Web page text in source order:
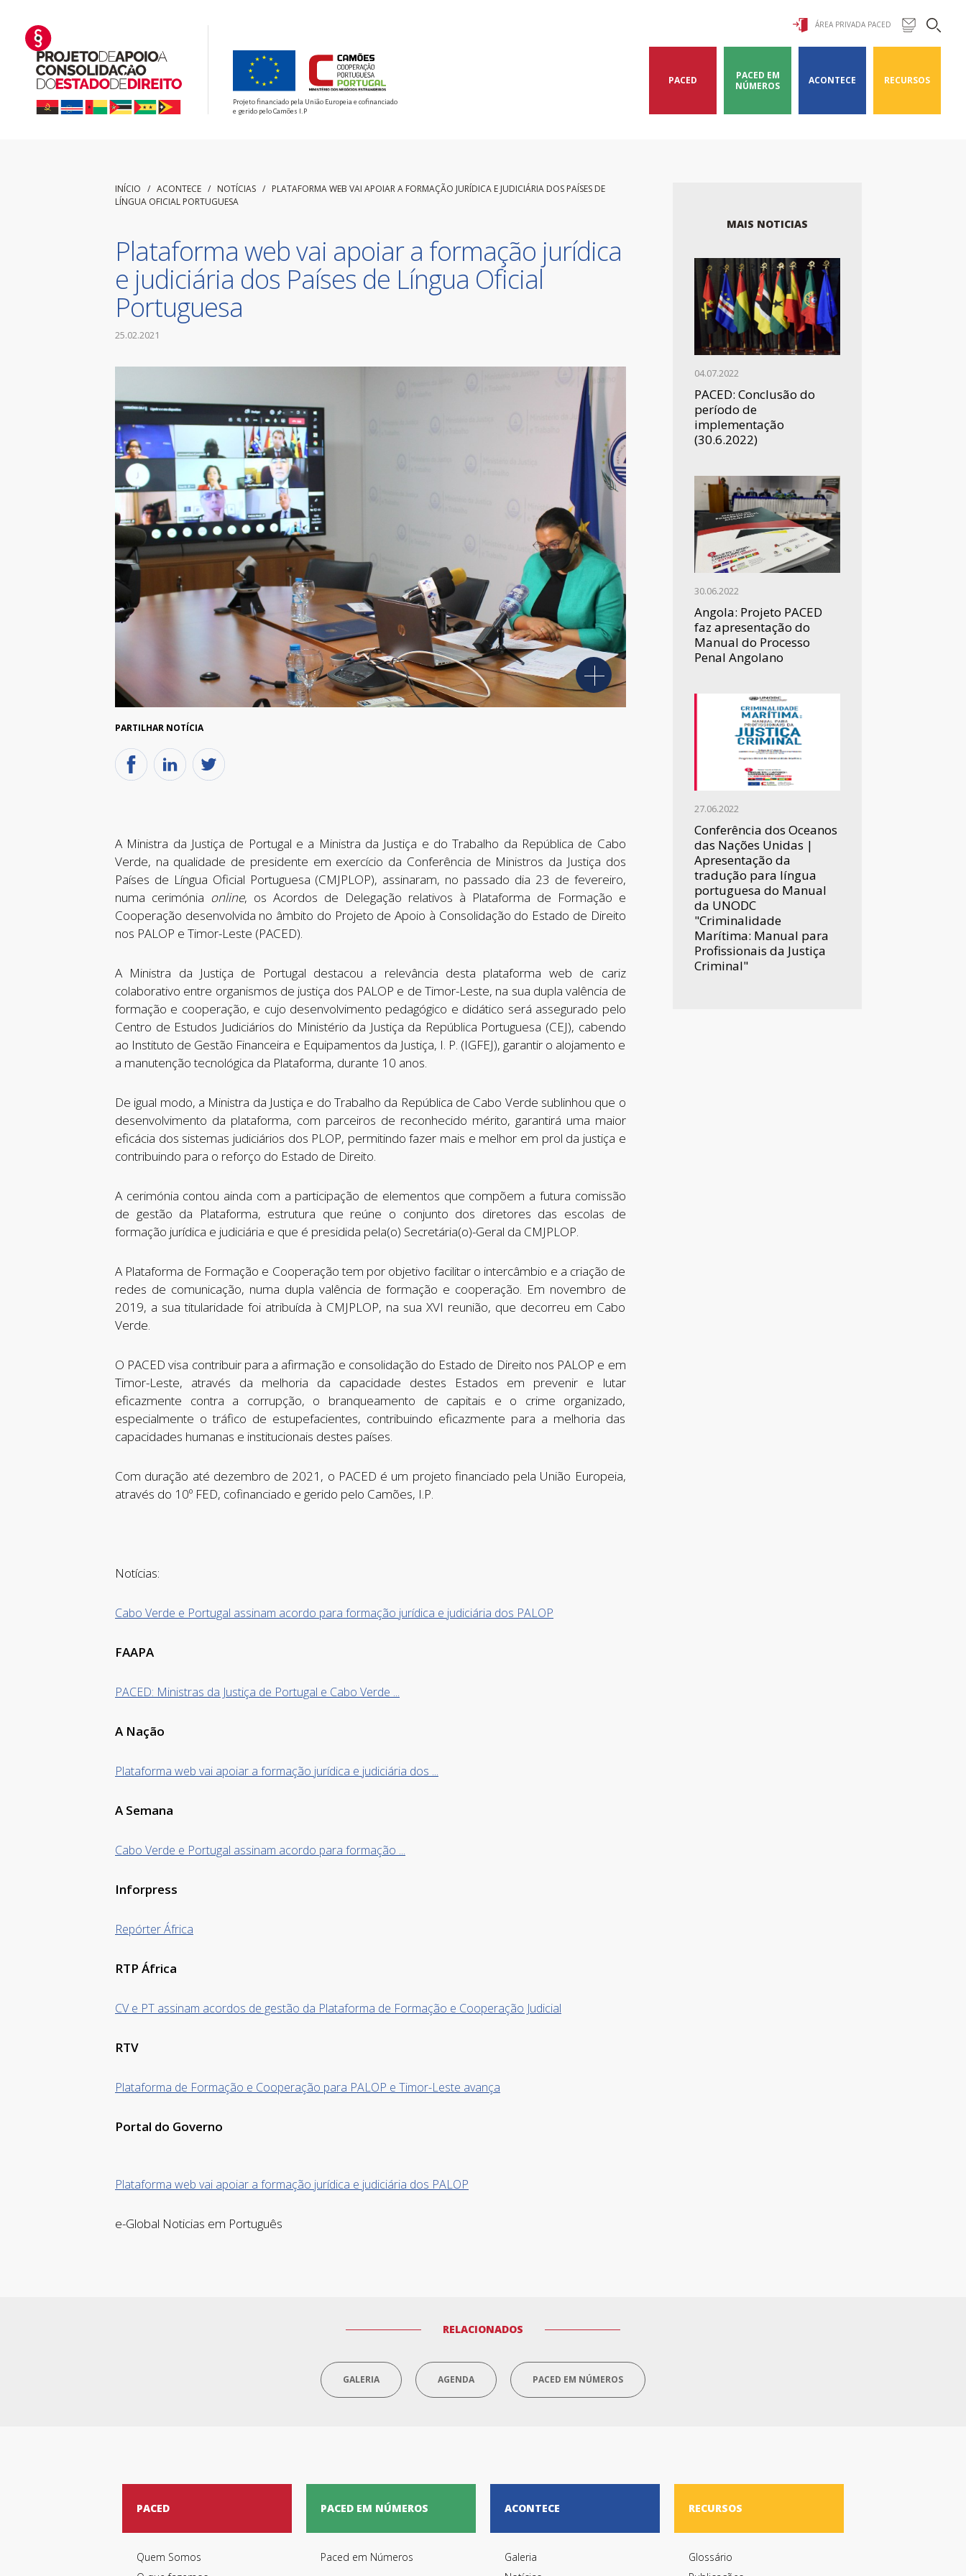
Projeto financiado pela União Europeia e cofinanciado
e gerido pelo Camões I.P
ÁREA PRIVADA PACED
PACED
PACED EM
NÚMEROS
ACONTECE RECURSOS
INÍCIO / ACONTECE / NOTÍCIAS / PLATAFORMA WEB VAI APOIAR A FORMAÇÃO JURÍDICA E JUDICIÁRIA DOS PAÍSES DE
LÍNGUA OFICIAL PORTUGUESA
Plataforma web vai apoiar a formação jurídica
e judiciária dos Países de Língua Oficial
Portuguesa
25.02.2021
PARTILHAR NOTÍCIA
A Ministra da Justiça de Portugal e a Ministra da Justiça e do Trabalho da República de Cabo
Verde, na qualidade de presidente em exercício da Conferência de Ministros da Justiça dos
Países de Língua Oficial Portuguesa (CMJPLOP), assinaram, no passado dia 23 de fevereiro,
numa cerimónia online, os Acordos de Delegação relativos à Plataforma de Formação e
Cooperação desenvolvida no âmbito do Projeto de Apoio à Consolidação do Estado de Direito
nos PALOP e Timor-Leste (PACED).
A Ministra da Justiça de Portugal destacou a relevância desta plataforma web de cariz
colaborativo entre organismos de justiça dos PALOP e de Timor-Leste, na sua dupla valência de
formação e cooperação, e cujo desenvolvimento pedagógico e didático será assegurado pelo
Centro de Estudos Judiciários do Ministério da Justiça da República Portuguesa (CEJ), cabendo
ao Instituto de Gestão Financeira e Equipamentos da Justiça, I. P. (IGFEJ), garantir o alojamento e
a manutenção tecnológica da Plataforma, durante 10 anos.
De igual modo, a Ministra da Justiça e do Trabalho da República de Cabo Verde sublinhou que o
desenvolvimento da plataforma, com parceiros de reconhecido mérito, garantirá uma maior
eficácia dos sistemas judiciários dos PLOP, permitindo fazer mais e melhor em prol da justiça e
contribuindo para o reforço do Estado de Direito.
A cerimónia contou ainda com a participação de elementos que compõem a futura comissão
de gestão da Plataforma, estrutura que reúne o conjunto dos diretores das escolas de
formação jurídica e judiciária e que é presidida pela(o) Secretária(o)-Geral da CMJPLOP.
A Plataforma de Formação e Cooperação tem por objetivo facilitar o intercâmbio e a criação de
redes de comunicação, numa dupla valência de formação e cooperação. Em novembro de
2019, a sua titularidade foi atribuída à CMJPLOP, na sua XVI reunião, que decorreu em Cabo
Verde.
O PACED visa contribuir para a afirmação e consolidação do Estado de Direito nos PALOP e em
Timor-Leste, através da melhoria da capacidade destes Estados em prevenir e lutar
eficazmente contra a corrupção, o branqueamento de capitais e o crime organizado,
especialmente o tráfico de estupefacientes, contribuindo eficazmente para a melhoria das
capacidades humanas e institucionais destes países.
Com duração até dezembro de 2021, o PACED é um projeto financiado pela União Europeia,
através do 10º FED, cofinanciado e gerido pelo Camões, I.P.
Notícias:
Cabo Verde e Portugal assinam acordo para formação jurídica e judiciária dos PALOP
FAAPA
PACED: Ministras da Justiça de Portugal e Cabo Verde ...
A Nação
Plataforma web vai apoiar a formação jurídica e judiciária dos ...
A Semana
Cabo Verde e Portugal assinam acordo para formação ...
Inforpress
Repórter África
RTP África
CV e PT assinam acordos de gestão da Plataforma de Formação e Cooperação Judicial
RTV
Plataforma de Formação e Cooperação para PALOP e Timor-Leste avança
Portal do Governo
Plataforma web vai apoiar a formação jurídica e judiciária dos PALOP
e-Global Noticias em Português
MAIS NOTICIAS
04.07.2022
PACED: Conclusão do
período de
implementação
(30.6.2022)
30.06.2022
Angola: Projeto PACED
faz apresentação do
Manual do Processo
Penal Angolano
27.06.2022
Conferência dos Oceanos
das Nações Unidas |
Apresentação da
tradução para língua
portuguesa do Manual
da UNODC
"Criminalidade
Marítima: Manual para
Profissionais da Justiça
Criminal"
RELACIONADOS
GALERIA AGENDA PACED EM NÚMEROS
PACED
Quem Somos
PACED EM NÚMEROS
Paced em Números
ACONTECE
Galeria
RECURSOS
Glossário